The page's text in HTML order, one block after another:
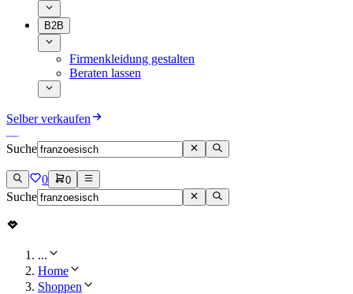
B2B
Firmenkleidung gestalten
Beraten lassen
Selber verkaufen
Suche
0 0
Suche
...
Home
Shoppen